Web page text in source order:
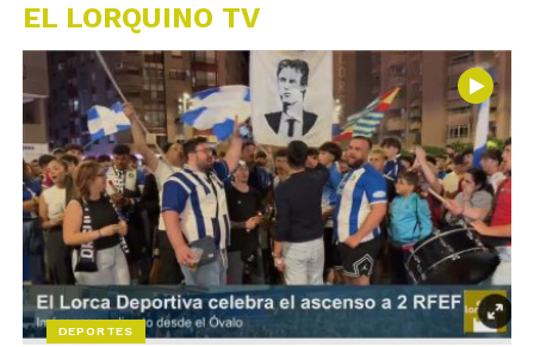
EL LORQUINO TV
DEPORTES